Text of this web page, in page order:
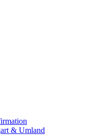
& Umland